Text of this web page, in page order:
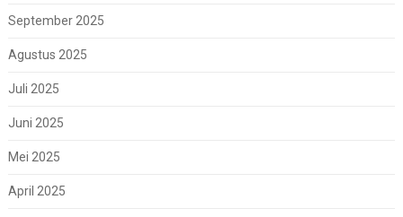
September 2025
Agustus 2025
Juli 2025
Juni 2025
Mei 2025
April 2025